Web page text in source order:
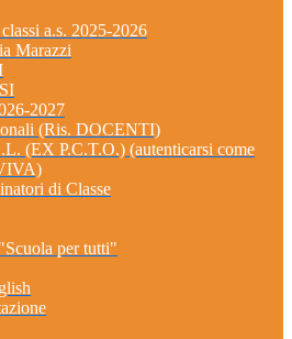
a.s. 2025-2026
Marazzi
2027
(Ris. DOCENTI)
(EX P.C.T.O.) (autenticarsi come
di Classe
per tutti"